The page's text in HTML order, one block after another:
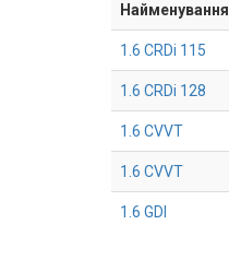
Найменування
1.6 CRDi 115
1.6 CRDi 128
1.6 CVVT
1.6 CVVT
1.6 GDI